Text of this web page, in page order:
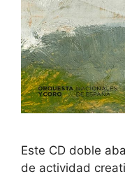
Este CD doble
de actividad